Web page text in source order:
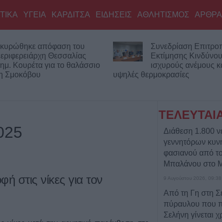
ΥΓΕΙΑ ΚΑΡΔΙΤΣΑ ΕΙΔΗΣΕΙΣ ΑΘΛΗΤΙΣΜΟΣ ΑΡΘΡΑ
απόφαση του
Θεσσαλίας
Κουρέτα για το θαλάσσιο
Σμοκόβου
Συνεδρίαση
Εκτίμησης
ισχυρούς ανέμους
υψηλές θερμοκρασίες
στις νίκες για τον
Διάθεση 1.800
γεννητόρων
φασιανού από
Μπαλάνου στο
9 Αυγούστου 2026, 09:38
Από τη Γη στη
πύραυλου που
Σελήνη γίνεται